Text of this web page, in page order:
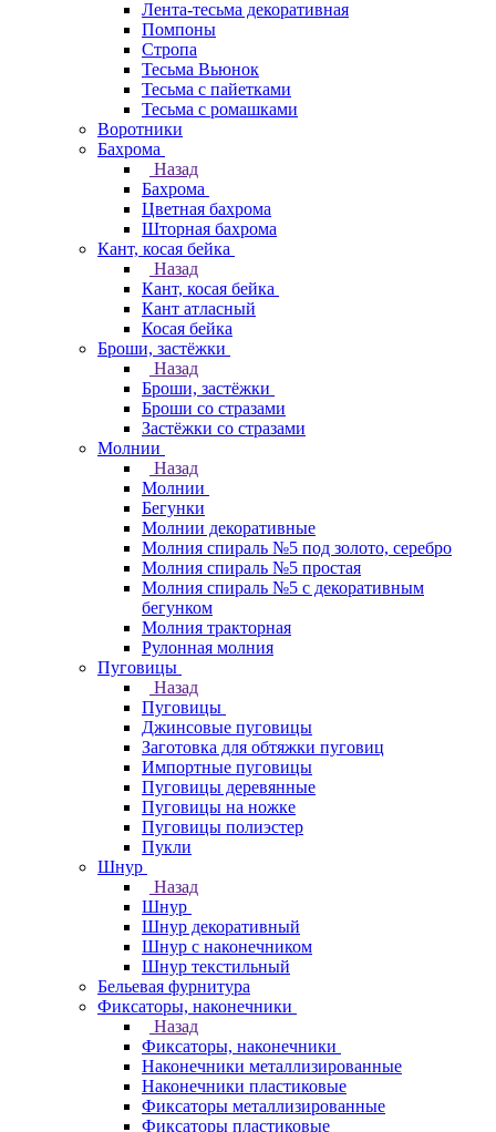
Лента-тесьма декоративная
Помпоны
Стропа
Тесьма Вьюнок
Тесьма с пайетками
Тесьма с ромашками
Воротники
Бахрома
Назад
Бахрома
Цветная бахрома
Шторная бахрома
Кант, косая бейка
Назад
Кант, косая бейка
Кант атласный
Косая бейка
Броши, застёжки
Назад
Броши, застёжки
Броши со стразами
Застёжки со стразами
Молнии
Назад
Молнии
Бегунки
Молнии декоративные
Молния спираль №5 под золото, серебро
Молния спираль №5 простая
Молния спираль №5 с декоративным
бегунком
Молния тракторная
Рулонная молния
Пуговицы
Назад
Пуговицы
Джинсовые пуговицы
Заготовка для обтяжки пуговиц
Импортные пуговицы
Пуговицы деревянные
Пуговицы на ножке
Пуговицы полиэстер
Пукли
Шнур
Назад
Шнур
Шнур декоративный
Шнур с наконечником
Шнур текстильный
Бельевая фурнитура
Фиксаторы, наконечники
Назад
Фиксаторы, наконечники
Наконечники металлизированные
Наконечники пластиковые
Фиксаторы металлизированные
Фиксаторы пластиковые